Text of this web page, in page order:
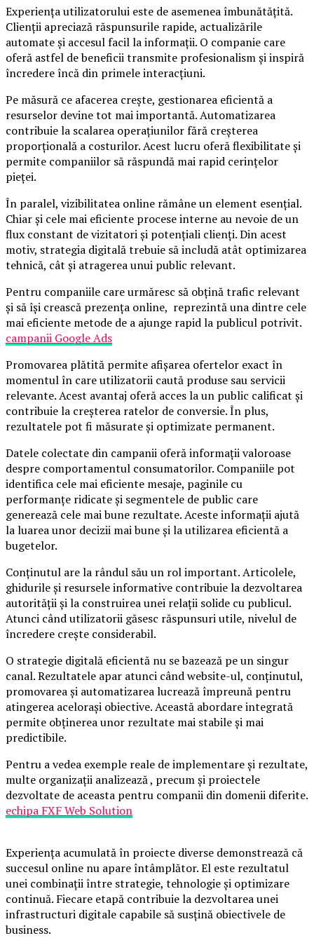
Experiența utilizatorului este de asemenea îmbunătățită.
Clienții apreciază răspunsurile rapide, actualizările
automate și accesul facil la informații. O companie care
oferă astfel de beneficii transmite profesionalism și inspiră
încredere încă din primele interacțiuni.
Pe măsură ce afacerea crește, gestionarea eficientă a
resurselor devine tot mai importantă. Automatizarea
contribuie la scalarea operațiunilor fără creșterea
proporțională a costurilor. Acest lucru oferă flexibilitate și
permite companiilor să răspundă mai rapid cerințelor
pieței.
În paralel, vizibilitatea online rămâne un element esențial.
Chiar și cele mai eficiente procese interne au nevoie de un
flux constant de vizitatori și potențiali clienți. Din acest
motiv, strategia digitală trebuie să includă atât optimizarea
tehnică, cât și atragerea unui public relevant.
Pentru companiile care urmăresc să obțină trafic relevant
și să își crească prezența online, reprezintă una dintre cele
mai eficiente metode de a ajunge rapid la publicul potrivit.
campanii Google Ads
Promovarea plătită permite afișarea ofertelor exact în
momentul în care utilizatorii caută produse sau servicii
relevante. Acest avantaj oferă acces la un public calificat și
contribuie la creșterea ratelor de conversie. În plus,
rezultatele pot fi măsurate și optimizate permanent.
Datele colectate din campanii oferă informații valoroase
despre comportamentul consumatorilor. Companiile pot
identifica cele mai eficiente mesaje, paginile cu
performanțe ridicate și segmentele de public care
generează cele mai bune rezultate. Aceste informații ajută
la luarea unor decizii mai bune și la utilizarea eficientă a
bugetelor.
Conținutul are la rândul său un rol important. Articolele,
ghidurile și resursele informative contribuie la dezvoltarea
autorității și la construirea unei relații solide cu publicul.
Atunci când utilizatorii găsesc răspunsuri utile, nivelul de
încredere crește considerabil.
O strategie digitală eficientă nu se bazează pe un singur
canal. Rezultatele apar atunci când website-ul, conținutul,
promovarea și automatizarea lucrează împreună pentru
atingerea acelorași obiective. Această abordare integrată
permite obținerea unor rezultate mai stabile și mai
predictibile.
Pentru a vedea exemple reale de implementare și rezultate,
multe organizații analizează , precum și proiectele
dezvoltate de aceasta pentru companii din domenii diferite.
echipa FXF Web Solution
Experiența acumulată în proiecte diverse demonstrează că
succesul online nu apare întâmplător. El este rezultatul
unei combinații între strategie, tehnologie și optimizare
continuă. Fiecare etapă contribuie la dezvoltarea unei
infrastructuri digitale capabile să susțină obiectivele de
business.